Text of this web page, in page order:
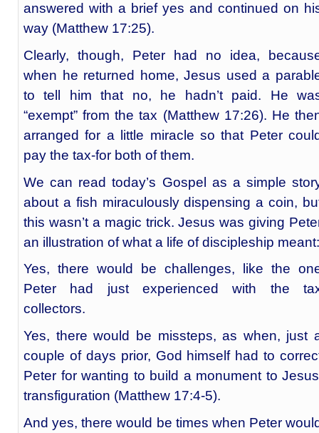
answered with a brief yes and continued on
way (Matthew 17:25).
Clearly, though, Peter had no idea,
when he returned home, Jesus used a
to tell him that no, he hadn’t paid. He
“exempt” from the tax (Matthew 17:26). He
arranged for a little miracle so that Peter
pay the tax-for both of them.
We can read today’s Gospel as a simple
about a fish miraculously dispensing a coin,
this wasn’t a magic trick. Jesus was giving
an illustration of what a life of discipleship meant:
Yes, there would be challenges, like the
Peter had just experienced with the
collectors.
Yes, there would be missteps, as when, just
couple of days prior, God himself had to
Peter for wanting to build a monument to
transfiguration (Matthew 17:4-5).
And yes, there would be times when Peter